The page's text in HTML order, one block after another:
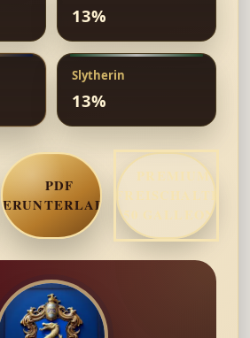
13%
Slytherin
13%
PDF
HERUNTERLADEN
PREMIUM
FREISCHALTEN
(50 GALLEONS)